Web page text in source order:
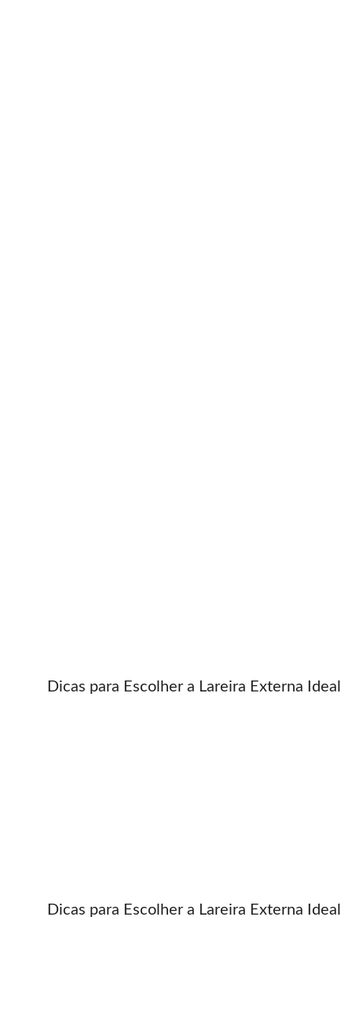
Dicas para Escolher a Lareira Externa Ideal
Dicas para Escolher a Lareira Externa Ideal